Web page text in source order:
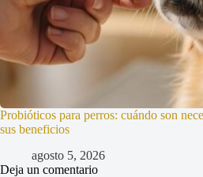
Probióticos para perros: cuándo son
sus beneficios
agosto 5, 2026
Deja un comentario